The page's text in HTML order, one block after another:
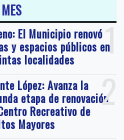
1
El Municipio renovó
y espacios públicos en
localidades
2
López: Avanza la
etapa de renovación
Recreativo de
Mayores